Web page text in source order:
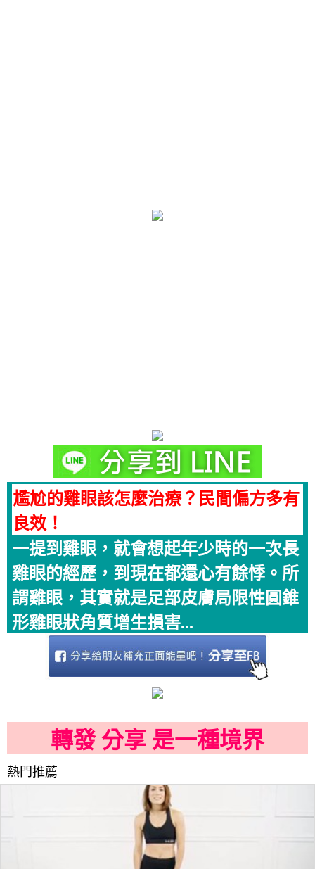
尷尬的雞眼該怎麼治療？民間偏方多有
良效！
一提到雞眼，就會想起年少時的一次長
雞眼的經歷，到現在都還心有餘悸。所
謂雞眼，其實就是足部皮膚局限性圓錐
形雞眼狀角質增生損害...
轉發 分享 是一種境界
熱門推薦